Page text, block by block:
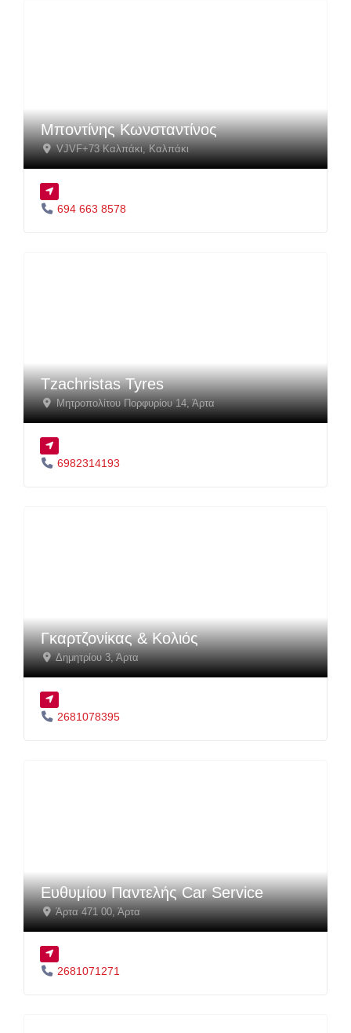
Μποντίνης Κωνσταντίνος
VJVF+73 Καλπάκι,Καλπάκι
694 663 8578
Tzachristas Tyres
Μητροπολίτου Πορφυρίου 14,Άρτα
6982314193
Γκαρτζονίκας & Κολιός
Δημητρίου 3,Άρτα
2681078395
Ευθυμίου Παντελής Car Service
Άρτα 471 00,Άρτα
2681071271